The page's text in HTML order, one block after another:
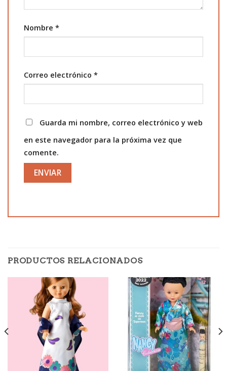
Nombre *
Correo electrónico *
Guarda mi nombre, correo electrónico y web
en este navegador para la próxima vez que
comente.
PRODUCTOS RELACIONADOS